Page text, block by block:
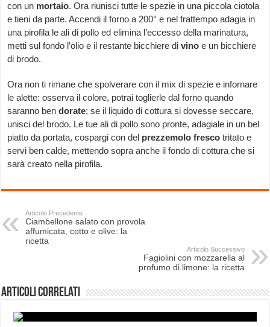
con un mortaio. Ora riunisci tutte le spezie in una piccola ciotola
e tieni da parte. Accendi il forno a 200° e nel frattempo adagia in
una pirofila le ali di pollo ed elimina l’eccesso della marinatura,
metti sul fondo l’olio e il restante bicchiere divino e un bicchiere
di brodo.
Ora non ti rimane che spolverare con il mix di spezie e infornare
le alette: osserva il colore, potrai toglierle dal forno quando
saranno bendorate; se il liquido di cottura si dovesse seccare,
unisci del brodo. Le tue ali di pollo sono pronte, adagiale in un bel
piatto da portata, cospargi con del prezzemolo fresco tritato e
servi ben calde, mettendo sopra anche il fondo di cottura che si
sarà creato nella pirofila.
Articolo Precedente
Ciambellone salato con provola
affumicata, cotto e olive: la
ricetta
Articolo Successivo
Fagiolini con mozzarella al
profumo di limone: la ricetta
Articoli correlati